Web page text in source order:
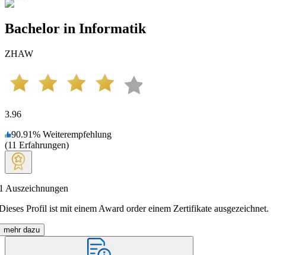
Bachelor in Informatik
ZHAW
3.96
90.91% Weiterempfehlung
(11 Erfahrungen)
Auszeichnungen
Profil ist mit einem Award order einem Zertifikate ausgezeichnet.
mehr dazu